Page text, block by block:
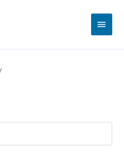
Main